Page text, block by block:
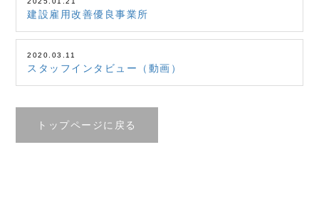
建設雇用改善優良事業所
2020.03.11
スタッフインタビュー（動画）
トップページに戻る